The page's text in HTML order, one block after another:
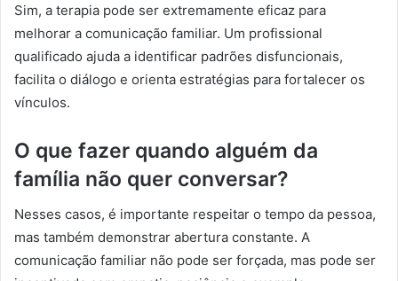
Sim, a terapia pode ser extremamente eficaz para
melhorar a comunicação familiar. Um profissional
qualificado ajuda a identificar padrões disfuncionais,
facilita o diálogo e orienta estratégias para fortalecer os
vínculos.
O que fazer quando alguém da
família não quer conversar?
Nesses casos, é importante respeitar o tempo da pessoa,
mas também demonstrar abertura constante. A
comunicação familiar não pode ser forçada, mas pode ser